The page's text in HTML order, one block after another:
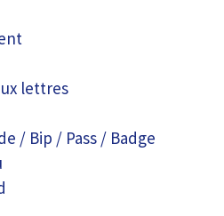
lettres
/ Bip / Pass / Badge